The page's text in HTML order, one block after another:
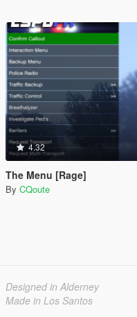
4.32
The Menu [Rage]
By CQoute
Designed in Alderney
Made in Los Santos